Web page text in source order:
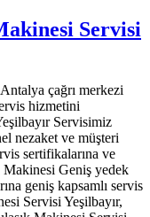
Servisi
çağrı merkezi
hizmetini
Servisimiz
nezaket ve müşteri
sertifikalarına ve
Geniş yedek
geniş kapsamlı servis
Servisi Yeşilbayır,